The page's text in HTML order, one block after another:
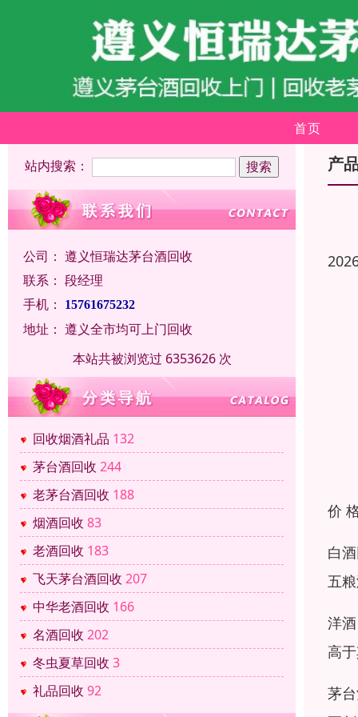
首页
站内搜索：
公司： 遵义恒瑞达茅台酒回收
联系： 段经理
手机：
15761675232
地址： 遵义全市均可上门回收
本站共被浏览过 6353626 次
回收烟酒礼品 132
茅台酒回收 244
老茅台酒回收 188
烟酒回收 83
老酒回收 183
飞天茅台酒回收 207
中华老酒回收 166
名酒回收 202
冬虫夏草回收 3
礼品回收 92
产
价
白
五
洋
高
茅